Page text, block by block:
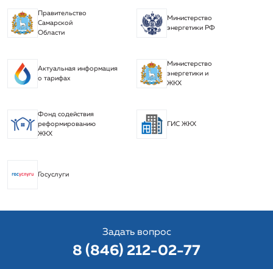
Правительство
Самарской
Области
Министерство
энергетики РФ
Актуальная информация
о тарифах
Министерство
энергетики и
ЖКХ
Фонд содействия
реформированию
ЖКХ
ГИС ЖКХ
Госуслуги
Задать вопрос
8 (846) 212-02-77